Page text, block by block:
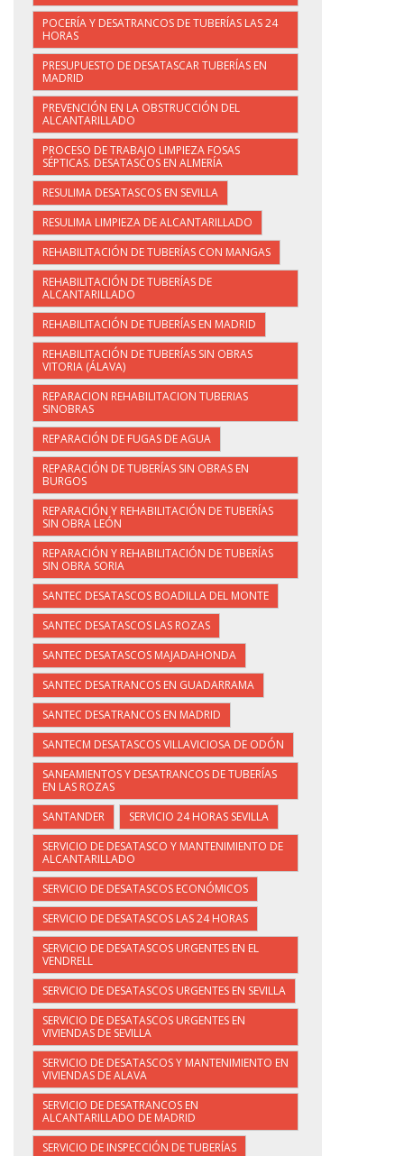
POCERÍA Y DESATRANCOS DE TUBERÍAS LAS 24
HORAS
PRESUPUESTO DE DESATASCAR TUBERÍAS EN
MADRID
PREVENCIÓN EN LA OBSTRUCCIÓN DEL
ALCANTARILLADO
PROCESO DE TRABAJO LIMPIEZA FOSAS
SÉPTICAS. DESATASCOS EN ALMERÍA
RESULIMA DESATASCOS EN SEVILLA
RESULIMA LIMPIEZA DE ALCANTARILLADO
REHABILITACIÓN DE TUBERÍAS CON MANGAS
REHABILITACIÓN DE TUBERÍAS DE
ALCANTARILLADO
REHABILITACIÓN DE TUBERÍAS EN MADRID
REHABILITACIÓN DE TUBERÍAS SIN OBRAS
VITORIA (ÁLAVA)
REPARACION REHABILITACION TUBERIAS
SINOBRAS
REPARACIÓN DE FUGAS DE AGUA
REPARACIÓN DE TUBERÍAS SIN OBRAS EN
BURGOS
REPARACIÓN Y REHABILITACIÓN DE TUBERÍAS
SIN OBRA LEÓN
REPARACIÓN Y REHABILITACIÓN DE TUBERÍAS
SIN OBRA SORIA
SANTEC DESATASCOS BOADILLA DEL MONTE
SANTEC DESATASCOS LAS ROZAS
SANTEC DESATASCOS MAJADAHONDA
SANTEC DESATRANCOS EN GUADARRAMA
SANTEC DESATRANCOS EN MADRID
SANTECM DESATASCOS VILLAVICIOSA DE ODÓN
SANEAMIENTOS Y DESATRANCOS DE TUBERÍAS
EN LAS ROZAS
SANTANDER
SERVICIO 24 HORAS SEVILLA
SERVICIO DE DESATASCO Y MANTENIMIENTO DE
ALCANTARILLADO
SERVICIO DE DESATASCOS ECONÓMICOS
SERVICIO DE DESATASCOS LAS 24 HORAS
SERVICIO DE DESATASCOS URGENTES EN EL
VENDRELL
SERVICIO DE DESATASCOS URGENTES EN SEVILLA
SERVICIO DE DESATASCOS URGENTES EN
VIVIENDAS DE SEVILLA
SERVICIO DE DESATASCOS Y MANTENIMIENTO EN
VIVIENDAS DE ALAVA
SERVICIO DE DESATRANCOS EN
ALCANTARILLADO DE MADRID
SERVICIO DE INSPECCIÓN DE TUBERÍAS